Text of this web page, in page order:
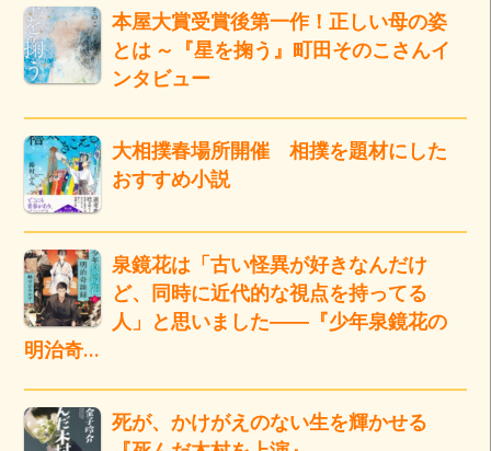
本屋大賞受賞後第一作！正しい母の姿
とは ～『星を掬う』町田そのこさんイ
ンタビュー
大相撲春場所開催 相撲を題材にした
おすすめ小説
泉鏡花は「古い怪異が好きなんだけ
ど、同時に近代的な視点を持ってる
人」と思いました――『少年泉鏡花の
明治奇…
死が、かけがえのない生を輝かせる